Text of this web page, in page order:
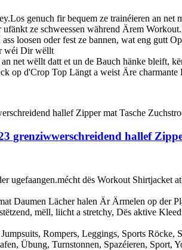
genuch fir bequem ze trainéieren an net
ze schweessen während Ärem
loosen oder fest ze bannen, wat eng gutt
wéi Dir wëllt
net wëllt datt et un de Bauch hänke bleift,
op d'Crop Top Längt a weist Äre charmante
grenziwwerschreidend hallef
ugefaangen.mécht dës Workout Shirtjacket
Daumen Lächer halen Är Ärmelen op der
mëll, liicht a stretchy, Dës aktive
Rompers, Leggings, Sports Röcke,
Übung, Turnstonnen, Spazéieren, Sport,